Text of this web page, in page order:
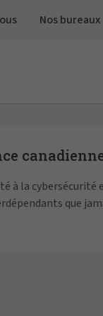
Nos bureaux
Form
à la cybersécurité
que